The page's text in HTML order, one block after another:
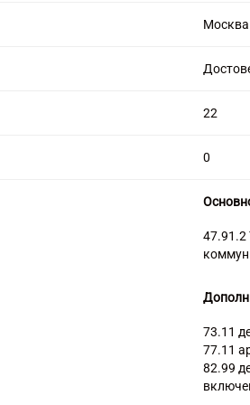
на алмазную торговлюМосква
22
0
47.91.2
73.11
77.11
82.99